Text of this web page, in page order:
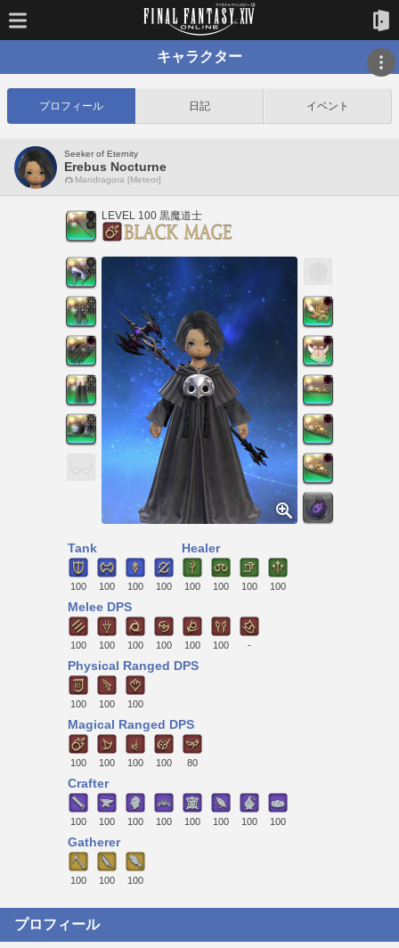
キャラクター
プロフィール 日記 イベント
Seeker of Eternity
Erebus Nocturne
Mandragora [Meteor]
LEVEL 100 黒魔道士
Tank
100 100 100 100
Healer
100 100 100 100
Melee DPS
100 100 100 100 100 100 -
Physical Ranged DPS
100 100 100
Magical Ranged DPS
100 100 100 100 80
Crafter
100 100 100 100 100 100 100 100
Gatherer
100 100 100
プロフィール